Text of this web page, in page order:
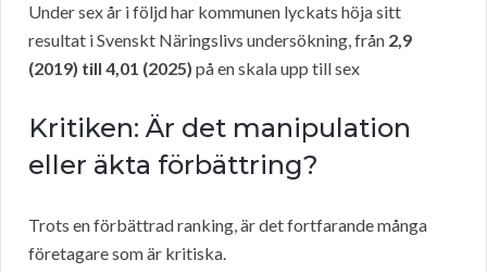
Under sex år i följd har kommunen lyckats höja sitt
resultat i Svenskt Näringslivs undersökning, från 2,9
(2019) till 4,01 (2025) på en skala upp till sex
Kritiken: Är det manipulation
eller äkta förbättring?
Trots en förbättrad ranking, är det fortfarande många
företagare som är kritiska.